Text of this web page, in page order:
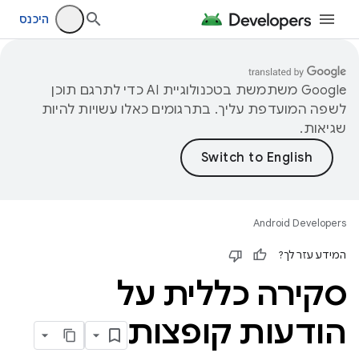
היכנס
‫Google משתמשת בטכנולוגיית AI כדי לתרגם תוכן
לשפה המועדפת עליך. בתרגומים כאלו עשויות להיות
שגיאות.
Android Developers
המידע עזר לך?
סקירה כללית על
הודעות קופצות